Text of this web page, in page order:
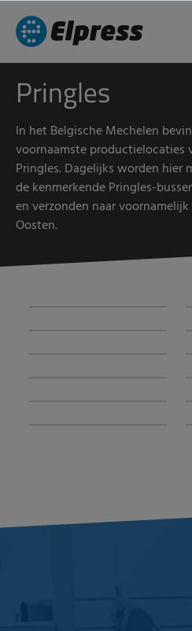
Pringles
In het Belgische Mechelen
voornaamste productielocaties
Pringles. Dagelijks worden hier
de kenmerkende Pringles-
en verzonden naar
Oosten.